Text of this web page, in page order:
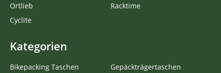
Ortlieb
Cyclite
Racktime
Kategorien
Bikepacking Taschen
Gepäckträgertaschen